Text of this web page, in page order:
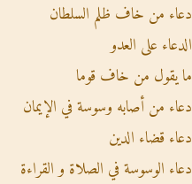
دعاء من خاف ظلم السلطان
الدعاء على العدو
ما يقول من خاف قوما
دعاء من أصابه وسوسة في الإيمان
دعاء قضاء الدين
دعاء الوسوسة في الصلاة و القراءة